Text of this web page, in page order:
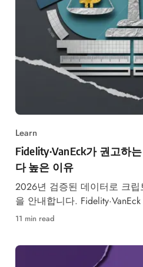
Learn
Fidelity·VanEck가 권고하
다 높은 이유
2026년 검증된 데이터로 크
을 안내합니다.
트 전략, 리밸런싱 일정까지
11 min read